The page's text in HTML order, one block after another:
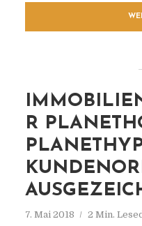
R
7. Mai 2018 2 Min.